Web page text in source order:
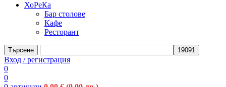
ХоРеКа
Бар столове
Кафе
Ресторант
Търсене
Вход / регистрация
0
0